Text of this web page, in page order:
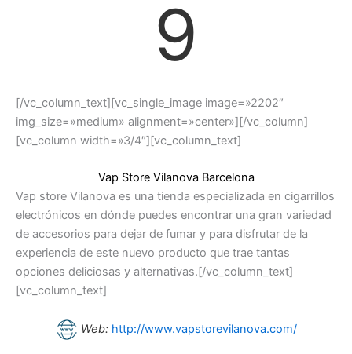
9
[/vc_column_text][vc_single_image image=»2202″
img_size=»medium» alignment=»center»][/vc_column]
[vc_column width=»3/4″][vc_column_text]
Vap Store Vilanova Barcelona
Vap store Vilanova es una tienda especializada en cigarrillos
electrónicos en dónde puedes encontrar una gran variedad
de accesorios para dejar de fumar y para disfrutar de la
experiencia de este nuevo producto que trae tantas
opciones deliciosas y alternativas.[/vc_column_text]
[vc_column_text]
Web: http://www.vapstorevilanova.com/